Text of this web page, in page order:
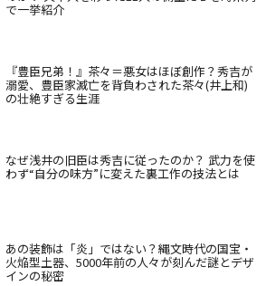
で一挙紹介
『豊臣兄弟！』茶々＝悪女はほぼ創作？秀吉が
溺愛、豊臣家滅亡を背負わされた茶々(井上和)
の壮絶すぎる生涯
なぜ浅井の旧臣は秀吉に従ったのか？ 武力を使
わず“自分の味方”に変えた裏工作の技法とは
あの装飾は「炎」ではない？縄文時代の国宝・
火焔型土器、5000年前の人々が刻んだ謎とデザ
インの秘密